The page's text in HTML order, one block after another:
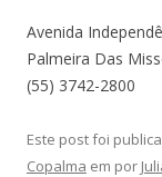
Avenida
Palmeira Das
(55) 3742-2800
Este post foi
Copalma em por